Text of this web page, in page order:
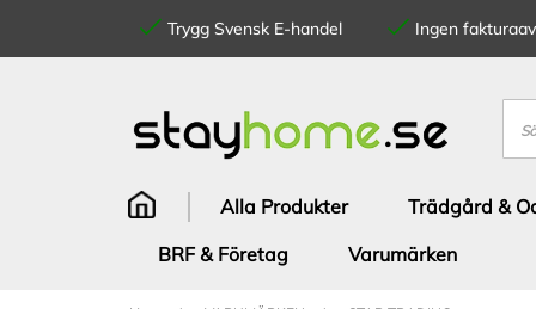
Trygg Svensk E-handel Ingen
innehållet
Sök
Alla Produkter Trädgård &
BRF & Företag
Varumärken